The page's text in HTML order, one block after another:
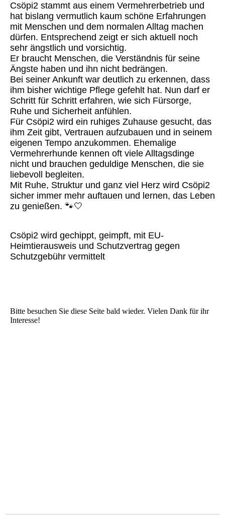
Csöpi2 stammt aus einem Vermehrerbetrieb und
hat bislang vermutlich kaum schöne Erfahrungen
mit Menschen und dem normalen Alltag machen
dürfen. Entsprechend zeigt er sich aktuell noch
sehr ängstlich und vorsichtig.
Er braucht Menschen, die Verständnis für seine
Ängste haben und ihn nicht bedrängen.
Bei seiner Ankunft war deutlich zu erkennen, dass
ihm bisher wichtige Pflege gefehlt hat. Nun darf er
Schritt für Schritt erfahren, wie sich Fürsorge,
Ruhe und Sicherheit anfühlen.
Für Csöpi2 wird ein ruhiges Zuhause gesucht, das
ihm Zeit gibt, Vertrauen aufzubauen und in seinem
eigenen Tempo anzukommen. Ehemalige
Vermehrerhunde kennen oft viele Alltagsdinge
nicht und brauchen geduldige Menschen, die sie
liebevoll begleiten.
Mit Ruhe, Struktur und ganz viel Herz wird Csöpi2
sicher immer mehr auftauen und lernen, das Leben
zu genießen. 🐾🤍
Csöpi2 wird gechippt, geimpft, mit EU-
Heimtierausweis und Schutzvertrag gegen
Schutzgebühr vermittelt
Bitte besuchen Sie diese Seite bald wieder. Vielen Dank für ihr
Interesse!